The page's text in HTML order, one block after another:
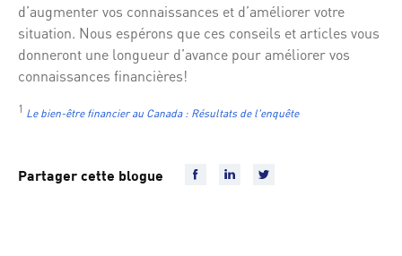
d’augmenter vos connaissances et d’améliorer votre
situation. Nous espérons que ces conseils et articles vous
donneront une longueur d’avance pour améliorer vos
connaissances financières!
1 Le bien-être financier au Canada : Résultats de l'enquête
Partager cette blogue